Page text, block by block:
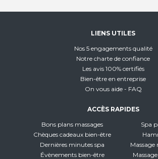
LIENS UTILES
Nos 5 engagements qualité
Notre charte de confiance
Les avis 100% certifiés
Bien-être en entreprise
On vous aide - FAQ
ACCÈS RAPIDES
Bons plans massages
Chèques cadeaux bien-être
Dernières minutes spa
Évènements bien-être
Spa
Massage